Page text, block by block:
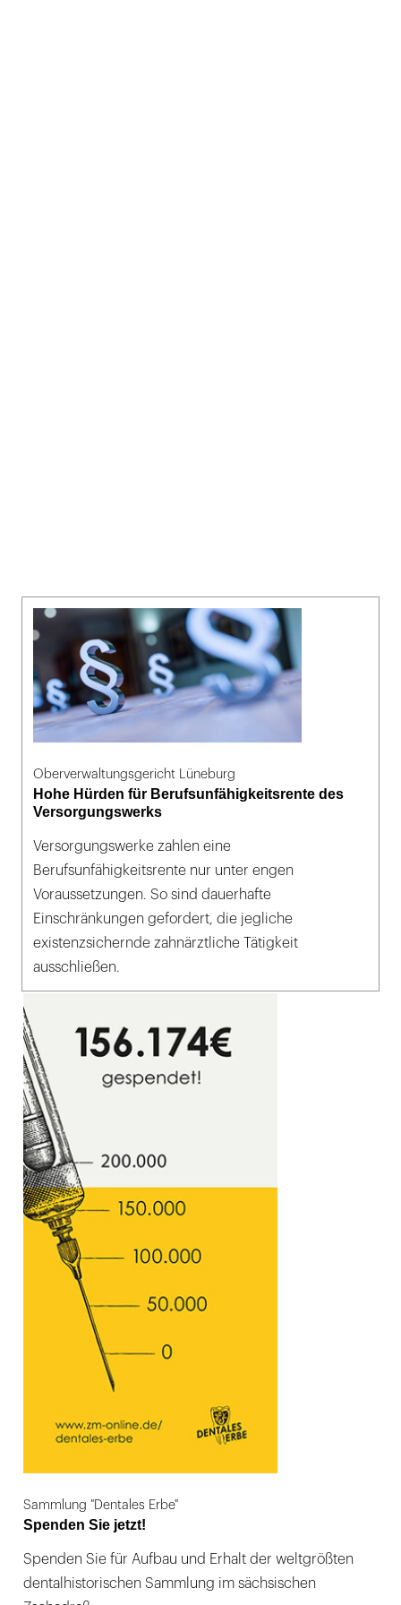
Oberverwaltungsgericht Lüneburg
Hohe Hürden für Berufsunfähigkeitsrente des
Versorgungswerks
Versorgungswerke zahlen eine
Berufsunfähigkeitsrente nur unter engen
Voraussetzungen. So sind dauerhafte
Einschränkungen gefordert, die jegliche
existenzsichernde zahnärztliche Tätigkeit
ausschließen.
Sammlung "Dentales Erbe"
Spenden Sie jetzt!
Spenden Sie für Aufbau und Erhalt der weltgrößten
dentalhistorischen Sammlung im sächsischen